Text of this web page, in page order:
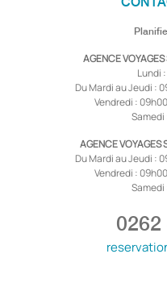
AGENCE
Lundi
Du Mardi au Jeudi :
Vendredi :
AGENCE VOYAGES
Du Mardi au Jeudi :
Vendredi :
0262